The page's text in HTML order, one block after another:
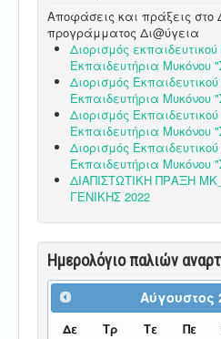
Αποφάσεις και πράξεις στο
προγράμματος Δι@ύγεια
Διορισμός
Εκπαιδευτήρια Μυκόνου
Διορισμός
Εκπαιδευτήρια Μυκόνου
Διορισμός
Εκπαιδευτήρια Μυκόνου
Διορισμός
Εκπαιδευτήρια Μυκόνου
ΔΙΑΠΙΣΤΩΤΙΚΗ ΠΡΑΞΗ
ΓΕΝΙΚΗΣ 2022
Ημερολόγιο παλιών
Αύγουστος
Δε Τρ Τε Πε